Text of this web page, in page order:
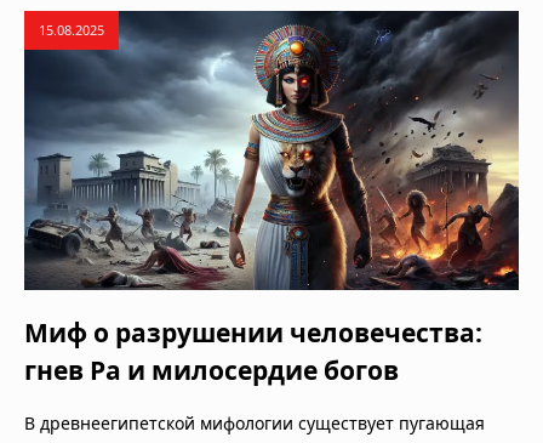
15.08.2025
Миф о разрушении человечества:
гнев Ра и милосердие богов
В древнеегипетской мифологии существует пугающая